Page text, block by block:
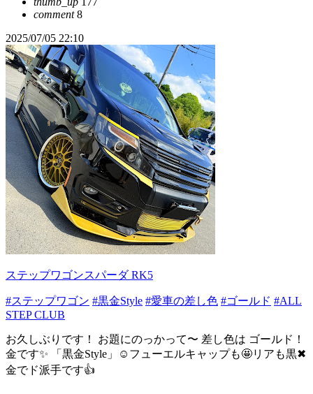
comment8
2025/07/05 22:10
ステップワゴンスパーダ RK5
#ステップワゴン #黒金Style #愛車の差し色 #ゴールド #ALL
STEP CLUB
お久しぶりです！ お題にのっかって〜 差し色は ゴールド！
金です✨ 「黒金Style」☺️フューエルキャップも🤩リアも黒✖︎
金でド派手です👍